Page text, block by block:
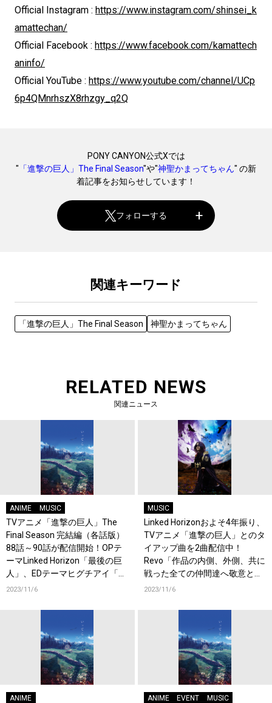
Official Instagram : https://www.instagram.com/shinsei_k
amattechan/
Official Facebook : https://www.facebook.com/kamattech
aninfo/
Official YouTube : https://www.youtube.com/channel/UCp
6p4QMnrhszX8rhzgy_q2Q
PONY CANYON公式Xでは
" 「進撃の巨人」The Final Season"や"神聖かまってちゃん" の新
着記事をお知らせしています！
フォローする
関連キーワード
「進撃の巨人」The Final Season 神聖かまってちゃん
RELATED NEWS
関連ニュース
ANIME MUSIC
TVアニメ「進撃の巨人」The
Final Season 完結編（各話版）
88話～90話が配信開始！OPテ
ーマLinked Horizon「最後の巨
人」、EDテーマヒグチアイ「い
ってらっしゃい」のノンクレジ
2023/11/6
MUSIC
Linked Horizonおよそ4年振り、
TVアニメ「進撃の巨人」とのタ
イアップ曲を2曲配信中！
Revo「作品の内側、外側、共に
戦った全ての仲間達へ敬意と愛
を持って、ひとつの心臓と、ふ
2023/11/6
ANIME ANIME EVENT MUSIC